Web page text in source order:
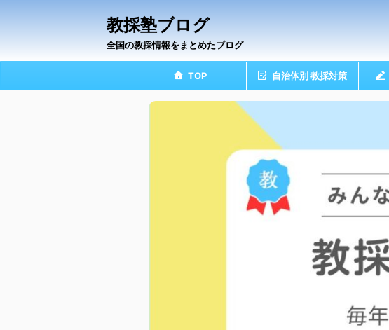
教採塾ブログ
全国の教採情報をまとめたブログ
TOP 自治体別 教採対策